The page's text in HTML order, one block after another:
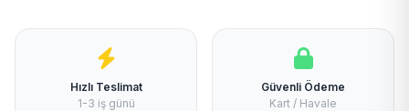
Hızlı Teslimat
1-3 iş günü
Güvenli Ödeme
Kart / Havale